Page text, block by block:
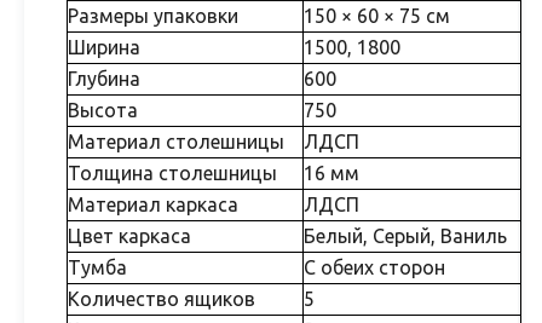
Размеры упаковки
150 × 60 × 75 см
Ширина
1500, 1800
Глубина
600
Высота
750
Материал столешницы
ЛДСП
Толщина столешницы
16 мм
Материал каркаса
ЛДСП
Цвет каркаса
Белый, Серый, Ваниль
Тумба
С обеих сторон
Количество ящиков
5